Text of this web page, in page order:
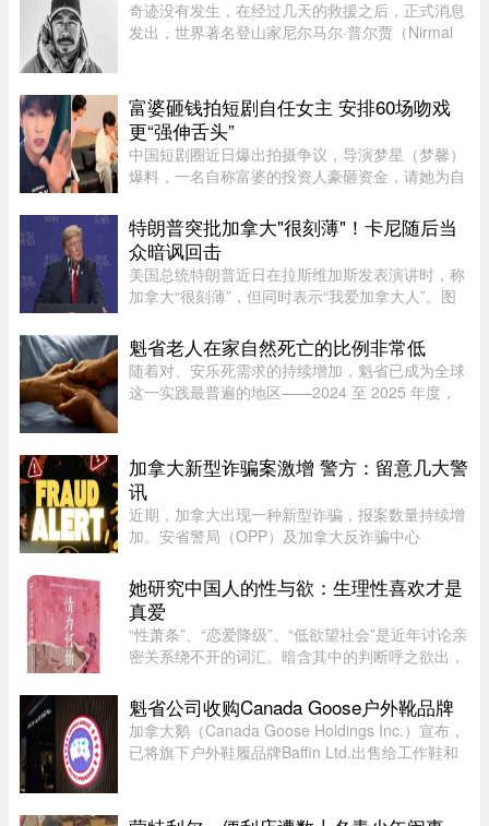
奇迹没有发生，在经过几天的救援之后，正式消息
发出，世界著名登山家尼尔马尔·普尔贾（Nirmal
月2日，巴基斯坦阿尔卑斯俱 ...
富婆砸钱拍短剧自任女主 安排60场吻戏
更“强伸舌头”
中国短剧圈近日爆出拍摄争议，导演梦星（梦馨）
爆料，一名自称富婆的投资人豪砸资金，请她为自
主角，并亲选男主角演员，还要求剧中安排60多场
吻戏。男主角演员钟宇飞近 ...
特朗普突批加拿大"很刻薄"！卡尼随后当
众暗讽回击
美国总统特朗普近日在拉斯维加斯发表演讲时，称
加拿大“很刻薄”，但同时表示“我爱加拿大人”。图
Casino Resort Spa 发表演讲，宣传华盛顿的经济
议程。他在发言中谈到 ...
魁省老人在家自然死亡的比例非常低
随着对、安乐死需求的持续增加，魁省已成为全球
这一实践最普遍的地区——2024 至 2025 年度，
尊严离世这方面，魁省的表现 ...
加拿大新型诈骗案激增 警方：留意几大警
讯
近期，加拿大出现一种新型诈骗，报案数量持续增
加。安省警局（OPP）及加拿大反诈骗中心
府机构，已针对这类手法日益复杂的骗局发出警
告。加拿大四大电信公司——罗渣士 ...
她研究中国人的性与欲：生理性喜欢才是
真爱
“性萧条”、“恋爱降级”、“低欲望社会”是近年讨论亲
密关系绕不开的词汇。暗含其中的判断呼之欲出，
学教授吴存存，却对这一普遍的直觉保持怀疑。她
认为，欲望绝不会 ...
魁省公司收购Canada Goose户外靴品牌
加拿大鹅（Canada Goose Holdings Inc.）宣布，
已将旗下户外鞋履品牌Baffin Ltd.出售给工作鞋和
旨在简化运营模式，将更 ...